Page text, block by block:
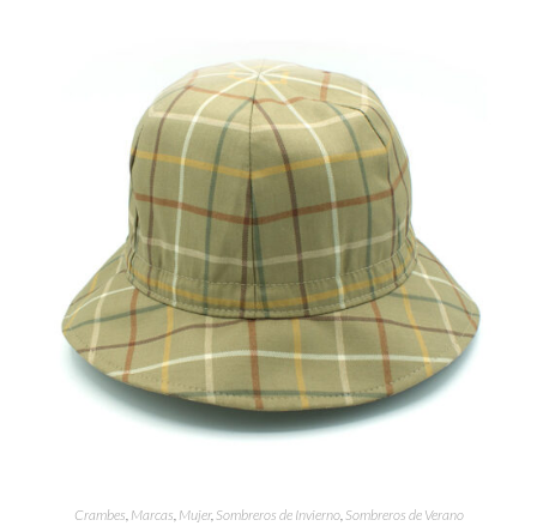
Crambes Marcas Mujer, Sombreros de Invierno, Sombreros de Verano